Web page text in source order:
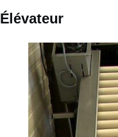
Élévateur
Image